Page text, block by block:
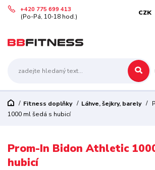
CZK
+420 775 699 413
(Po-Pá, 10-18 hod.)
Fitness doplňky Láhve, šejkry, barely
1000 ml šedá s hubicí
Prom-In Bidon Athletic
hubicí